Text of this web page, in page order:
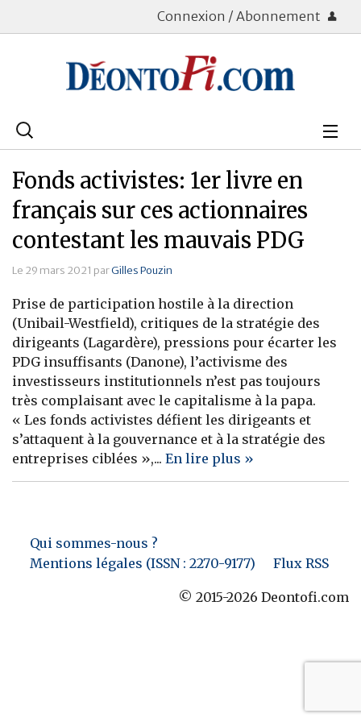
Connexion / Abonnement
Rechercher
Bourse
Placements
Assurance Vie
Patrimoine
Immobilier
Banque
Fonds activistes: 1er livre en
français sur ces actionnaires
contestant les mauvais PDG
Le 29 mars 2021 parGilles Pouzin
Prise de participation hostile à la direction
(Unibail-Westfield), critiques de la stratégie des
dirigeants (Lagardère), pressions pour écarter les
PDG insuffisants (Danone), l’activisme des
investisseurs institutionnels n’est pas toujours
très complaisant avec le capitalisme à la papa.
« Les fonds activistes défient les dirigeants et
s’attaquent à la gouvernance et à la stratégie des
entreprises ciblées »,... En lire plus »
Qui sommes-nous ?
Mentions légales (ISSN : 2270-9177)
Flux RSS
© 2015-2026 Deontofi.com